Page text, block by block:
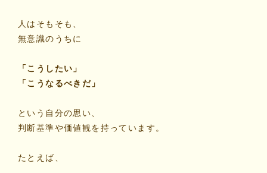
人はそもそも、
無意識のうちに
「こうしたい」
「こうなるべきだ」
という自分の思い、
判断基準や価値観を持っています。
たとえば、